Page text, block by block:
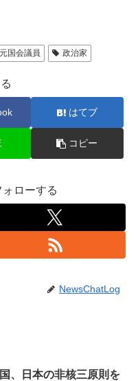
元国会議員 政治家
はてブ
コピー
ローする
NewsChatLog
、日本の非核三原則を